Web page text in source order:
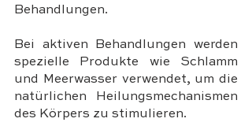
Behandlungen.
Bei aktiven Behandlungen werden
spezielle Produkte wie Schlamm
und Meerwasser verwendet, um die
natürlichen Heilungsmechanismen
des Körpers zu stimulieren.